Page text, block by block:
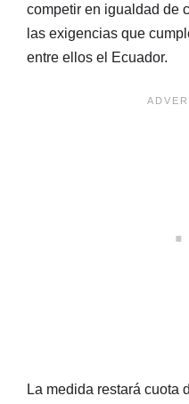
competir en igualdad de
las exigencias que
entre ellos el Ecuador.
La medida restará cuota